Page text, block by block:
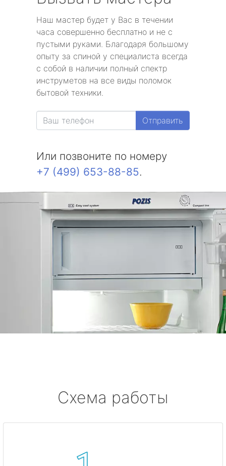
Наш мастер будет у Вас в течении
часа совершенно бесплатно и не с
пустыми руками. Благодаря большому
опыту за спиной у специалиста всегда
с собой в наличии полный спектр
инструметов на все виды поломок
бытовой техники.
Отправить
Или позвоните по номеру
+7 (499) 653-88-85.
Схема работы